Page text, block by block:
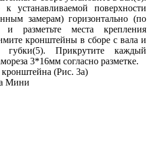
устанавливаемой поверхности
замерам) горизонтально (по
разметьте места крепления
кронштейны в сборе с вала и
губки(5). Прикрутите каждый
3*16мм согласно разметке.
кронштейна (Рис. 3а)